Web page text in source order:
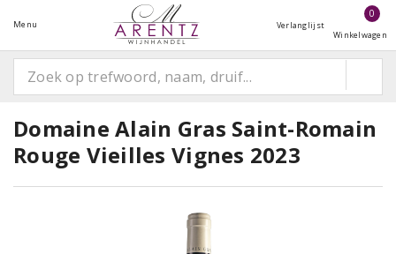
Menu Verlanglijst
0
Winkelwagen
Domaine Alain Gras Saint-Romain
Rouge Vieilles Vignes 2023